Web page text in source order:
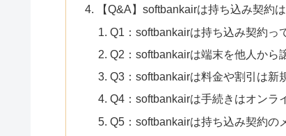
【Q&A】softbankairは持ち込み契約
Q1：softbankairは持ち込み契約っ
Q2：softbankairは端末を他人から
Q3：softbankairは料金や割引は新
Q4：softbankairは手続きはオンラ
Q5：softbankairは持ち込み契約の